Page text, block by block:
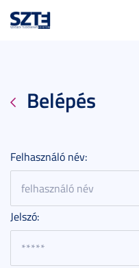
Belépés
Felhasználó név:
Jelszó: